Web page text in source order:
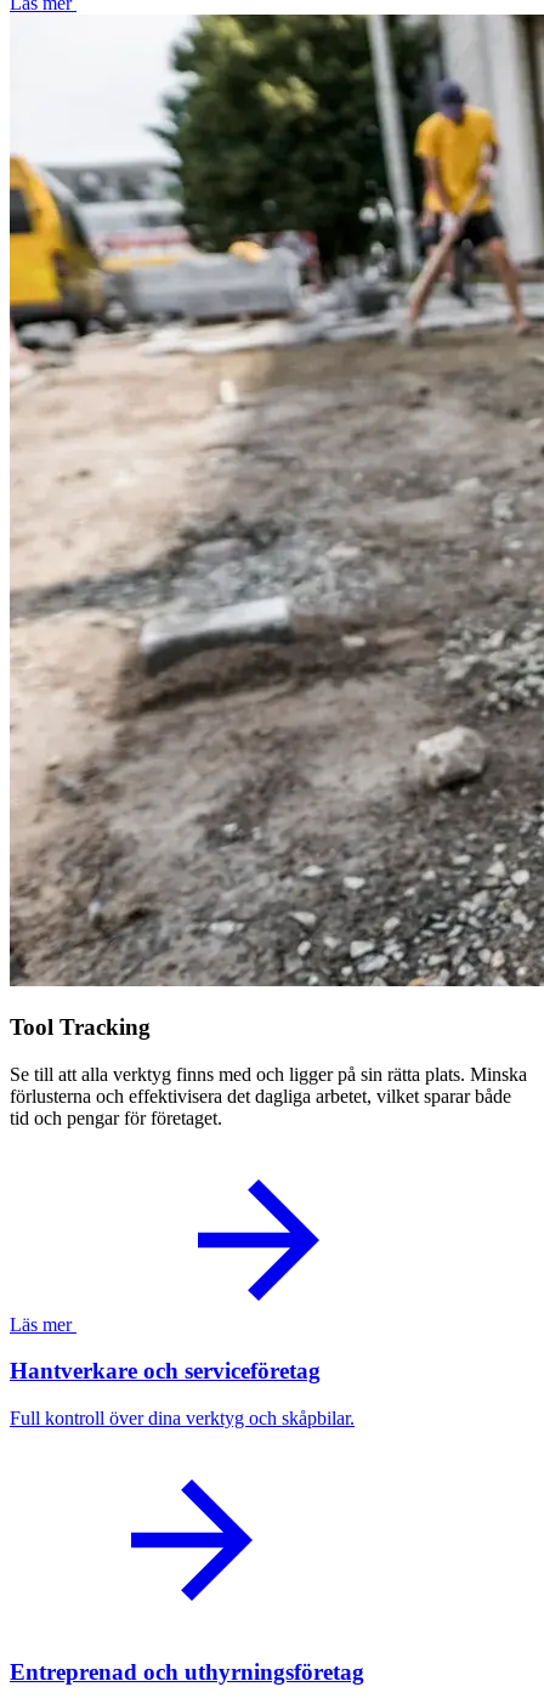
Tool Tracking
Se till att alla verktyg finns med och ligger på sin rätta plats. Minska
förlusterna och effektivisera det dagliga arbetet, vilket sparar både
tid och pengar för företaget.
Läs mer
Hantverkare och serviceföretag
Full kontroll över dina verktyg och skåpbilar.
Entreprenad och uthyrningsföretag